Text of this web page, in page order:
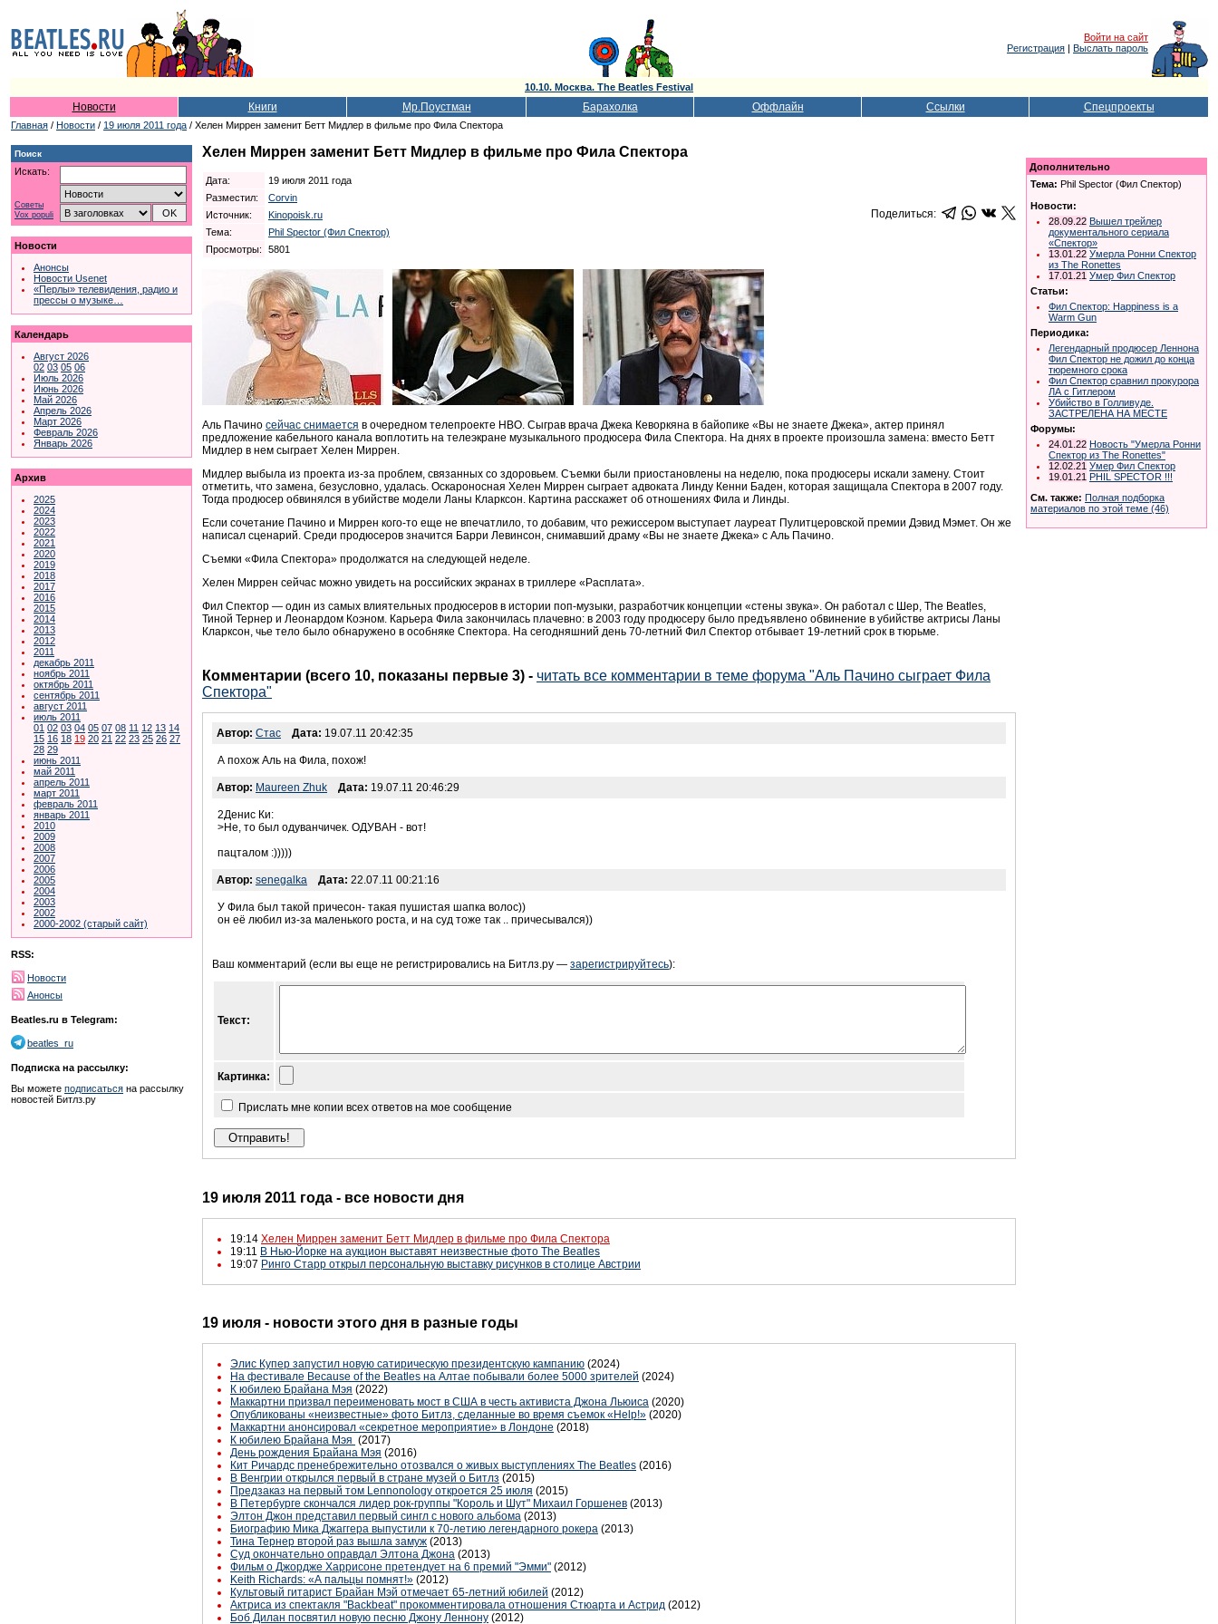
Войти на сайт
Регистрация | Выслать пароль
10.10. Москва. The Beatles Festival
Новости Книги Мр.Поустман Барахолка Оффлайн Ссылки Спецпроекты
Главная / Новости / 19 июля 2011 года / Хелен Миррен заменит Бетт Мидлер в фильме про Фила Спектора
Поиск
Искать:
Советы
Vox populi
Новости
Анонсы
Новости Usenet
«Перлы» телевидения, радио и
прессы о музыке…
Календарь
Август 2026
02 03 05 06
Июль 2026
Июнь 2026
Май 2026
Апрель 2026
Март 2026
Февраль 2026
Январь 2026
Архив
2025
2024
2023
2022
2021
2020
2019
2018
2017
2016
2015
2014
2013
2012
2011
декабрь 2011
ноябрь 2011
октябрь 2011
сентябрь 2011
август 2011
июль 2011
01 02 03 04 05 07 08 11 12 13 14
15 16 18 19 20 21 22 23 25 26 27
28 29
июнь 2011
май 2011
апрель 2011
март 2011
февраль 2011
январь 2011
2010
2009
2008
2007
2006
2005
2004
2003
2002
2000-2002 (старый сайт)
RSS:
Новости
Анонсы
Beatles.ru в Telegram:
beatles_ru
Подписка на рассылку:
Вы можете подписаться на рассылку
новостей Битлз.ру
Хелен Миррен заменит Бетт Мидлер в фильме про Фила Спектора
Дата:
19 июля 2011 года
Разместил:
Corvin
Источник:
Kinopoisk.ru
Тема:
Phil Spector (Фил Спектор)
Просмотры:
5801
Поделиться:
Аль Пачино сейчас снимается в очередном телепроекте HBO. Сыграв врача Джека Кеворкяна в байопике «Вы не знаете Джека», актер принял
предложение кабельного канала воплотить на телеэкране музыкального продюсера Фила Спектора. На днях в проекте произошла замена: вместо Бетт
Мидлер в нем сыграет Хелен Миррен.
Мидлер выбыла из проекта из-за проблем, связанных со здоровьем. Съемки были приостановлены на неделю, пока продюсеры искали замену. Стоит
отметить, что замена, безусловно, удалась. Оскароносная Хелен Миррен сыграет адвоката Линду Кенни Баден, которая защищала Спектора в 2007 году.
Тогда продюсер обвинялся в убийстве модели Ланы Кларксон. Картина расскажет об отношениях Фила и Линды.
Если сочетание Пачино и Миррен кого-то еще не впечатлило, то добавим, что режиссером выступает лауреат Пулитцеровской премии Дэвид Мэмет. Он же
написал сценарий. Среди продюсеров значится Барри Левинсон, снимавший драму «Вы не знаете Джека» с Аль Пачино.
Съемки «Фила Спектора» продолжатся на следующей неделе.
Хелен Миррен сейчас можно увидеть на российских экранах в триллере «Расплата».
Фил Спектор — один из самых влиятельных продюсеров в истории поп-музыки, разработчик концепции «стены звука». Он работал с Шер, The Beatles,
Тиной Тернер и Леонардом Коэном. Карьера Фила закончилась плачевно: в 2003 году продюсеру было предъявлено обвинение в убийстве актрисы Ланы
Кларксон, чье тело было обнаружено в особняке Спектора. На сегодняшний день 70-летний Фил Спектор отбывает 19-летний срок в тюрьме.
Комментарии (всего 10, показаны первые 3) - читать все комментарии в теме форума "Аль Пачино сыграет Фила
Спектора"
Автор: Стас Дата: 19.07.11 20:42:35
А похож Аль на Фила, похож!
Автор: Maureen Zhuk Дата: 19.07.11 20:46:29
2Денис Ки:
>Не, то был одуванчичек. ОДУВАН - вот!
пацталом :)))))
Автор: senegalka Дата: 22.07.11 00:21:16
У Фила был такой причесон- такая пушистая шапка волос))
он её любил из-за маленького роста, и на суд тоже так .. причесывался))
Ваш комментарий (если вы еще не регистрировались на Битлз.ру — зарегистрируйтесь):
Текст:
Картинка:
Прислать мне копии всех ответов на мое сообщение
19 июля 2011 года - все новости дня
19:14 Хелен Миррен заменит Бетт Мидлер в фильме про Фила Спектора
19:11 В Нью-Йорке на аукцион выставят неизвестные фото The Beatles
19:07 Ринго Старр открыл персональную выставку рисунков в столице Австрии
19 июля - новости этого дня в разные годы
Элис Купер запустил новую сатирическую президентскую кампанию (2024)
На фестивале Because of the Beatles на Алтае побывали более 5000 зрителей (2024)
К юбилею Брайана Мэя (2022)
Маккартни призвал переименовать мост в США в честь активиста Джона Льюиса (2020)
Опубликованы «неизвестные» фото Битлз, сделанные во время съемок «Help!» (2020)
Маккартни анонсировал «секретное мероприятие» в Лондоне (2018)
К юбилею Брайана Мэя (2017)
День рождения Брайана Мэя (2016)
Кит Ричардс пренебрежительно отозвался о живых выступлениях The Beatles (2016)
В Венгрии открылся первый в стране музей о Битлз (2015)
Предзаказ на первый том Lennonology откроется 25 июля (2015)
В Петербурге скончался лидер рок-группы "Король и Шут" Михаил Горшенев (2013)
Элтон Джон представил первый сингл с нового альбома (2013)
Биографию Мика Джаггера выпустили к 70-летию легендарного рокера (2013)
Тина Тернер второй раз вышла замуж (2013)
Суд окончательно оправдал Элтона Джона (2013)
Фильм о Джордже Харрисоне претендует на 6 премий "Эмми" (2012)
Keith Richards: «А пальцы помнят!» (2012)
Культовый гитарист Брайан Мэй отмечает 65-летний юбилей (2012)
Актриса из спектакля "Backbeat" прокомментировала отношения Стюарта и Астрид (2012)
Боб Дилан посвятил новую песню Джону Леннону (2012)
Дополнительно
Тема: Phil Spector (Фил Спектор)
Новости:
28.09.22 Вышел трейлер
документального сериала
«Спектор»
13.01.22 Умерла Ронни Спектор
из The Ronettes
17.01.21 Умер Фил Спектор
Статьи:
Фил Спектор: Happiness is a
Warm Gun
Периодика:
Легендарный продюсер Леннона
Фил Спектор не дожил до конца
тюремного срока
Фил Спектор сравнил прокурора
ЛА с Гитлером
Убийство в Голливуде.
ЗАСТРЕЛЕНА НА МЕСТЕ
Форумы:
24.01.22 Новость "Умерла Ронни
Спектор из The Ronettes"
12.02.21 Умер Фил Спектор
19.01.21 PHIL SPECTOR !!!
См. также: Полная подборка
материалов по этой теме (46)